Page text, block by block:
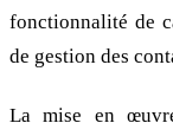
fonctionnalité de
de gestion des
La mise en